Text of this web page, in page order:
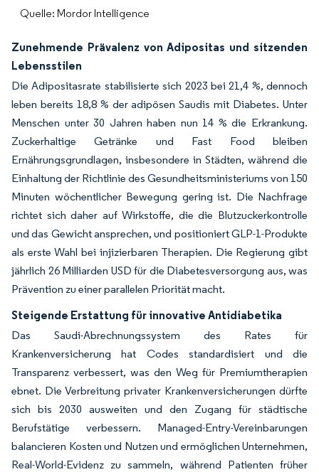
Quelle: Mordor Intelligence
Zunehmende Prävalenz von Adipositas und sitzenden
Lebensstilen
Die Adipositasrate stabilisierte sich 2023 bei 21,4 %, dennoch
leben bereits 18,8 % der adipösen Saudis mit Diabetes. Unter
Menschen unter 30 Jahren haben nun 14 % die Erkrankung.
Zuckerhaltige Getränke und Fast Food bleiben
Ernährungsgrundlagen, insbesondere in Städten, während die
Einhaltung der Richtlinie des Gesundheitsministeriums von 150
Minuten wöchentlicher Bewegung gering ist. Die Nachfrage
richtet sich daher auf Wirkstoffe, die die Blutzuckerkontrolle
und das Gewicht ansprechen, und positioniert GLP-1-Produkte
als erste Wahl bei injizierbaren Therapien. Die Regierung gibt
jährlich 26 Milliarden USD für die Diabetesversorgung aus, was
Prävention zu einer parallelen Priorität macht.
Steigende Erstattung für innovative Antidiabetika
Das Saudi-Abrechnungssystem des Rates für
Krankenversicherung hat Codes standardisiert und die
Transparenz verbessert, was den Weg für Premiumtherapien
ebnet. Die Verbreitung privater Krankenversicherungen dürfte
sich bis 2030 ausweiten und den Zugang für städtische
Berufstätige verbessern. Managed-Entry-Vereinbarungen
balancieren Kosten und Nutzen und ermöglichen Unternehmen,
Real-World-Evidenz zu sammeln, während Patienten früher